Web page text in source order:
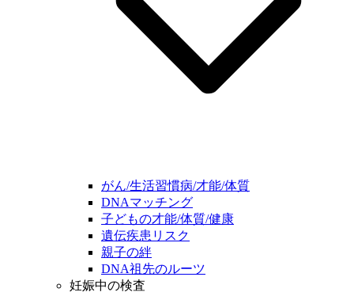
がん/生活習慣病/才能/体質
DNAマッチング
子どもの才能/体質/健康
遺伝疾患リスク
親子の絆
DNA祖先のルーツ
妊娠中の検査